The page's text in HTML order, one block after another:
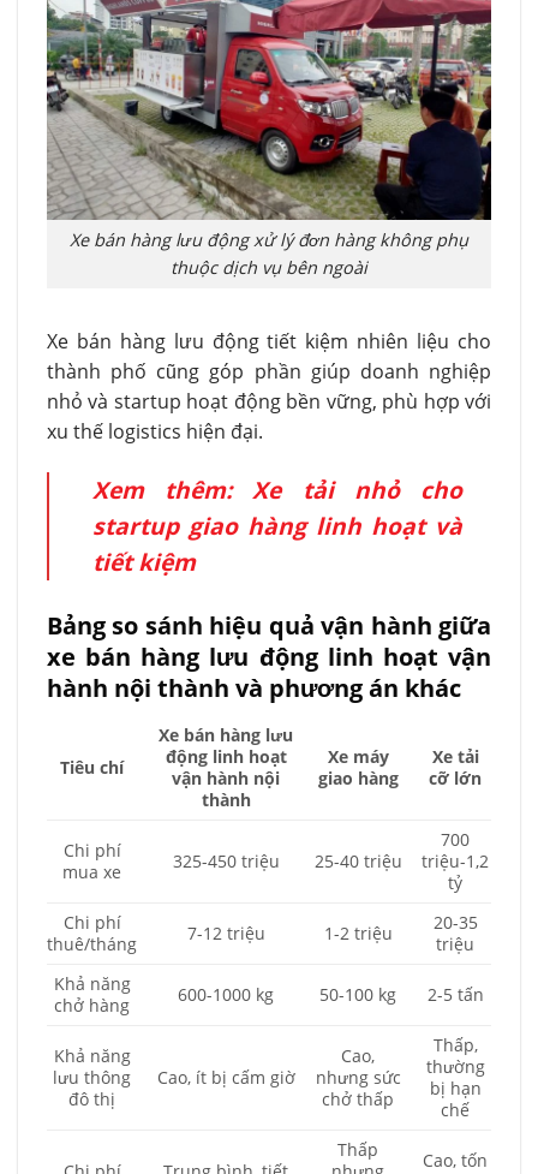
Xe bán hàng lưu động xử lý đơn hàng không phụ
thuộc dịch vụ bên ngoài
Xe bán hàng lưu động tiết kiệm nhiên liệu cho
thành phố cũng góp phần giúp doanh nghiệp
nhỏ và startup hoạt động bền vững, phù hợp với
xu thế logistics hiện đại.
Xem thêm:Xe tải nhỏ cho
startup giao hàng linh hoạt và
tiết kiệm
Bảng so sánh hiệu quả vận hành giữa
xe bán hàng lưu động linh hoạt vận
hành nội thành và phương án khác
Tiêu chí
Xe bán hàng lưu
động linh hoạt
vận hành nội
thành
Xe máy
giao hàng
Xe tải
cỡ lớn
Chi phí
mua xe
325-450 triệu 25-40 triệu
700
triệu-1,2
tỷ
Chi phí
thuê/tháng
7-12 triệu 1-2 triệu
20-35
triệu
Khả năng
chở hàng
600-1000 kg 50-100 kg 2-5 tấn
Khả năng
lưu thông
đô thị
Cao, ít bị cấm giờ
Cao,
nhưng sức
chở thấp
Thấp,
thường
bị hạn
chế
Thấp
Cao, tốn